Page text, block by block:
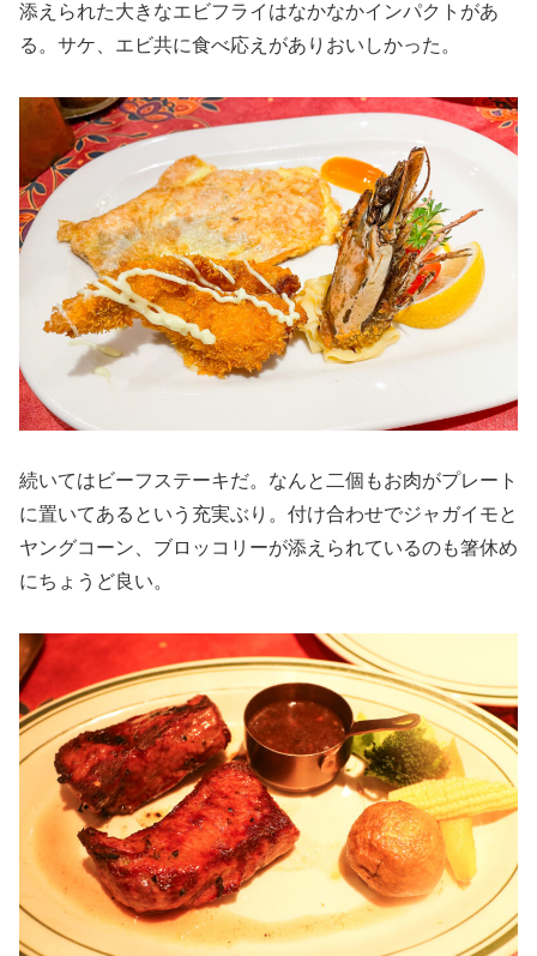
添えられた大きなエビフライはなかなかインパクトがあ
る。サケ、エビ共に食べ応えがありおいしかった。
続いてはビーフステーキだ。なんと二個もお肉がプレート
に置いてあるという充実ぶり。付け合わせでジャガイモと
ヤングコーン、ブロッコリーが添えられているのも箸休め
にちょうど良い。